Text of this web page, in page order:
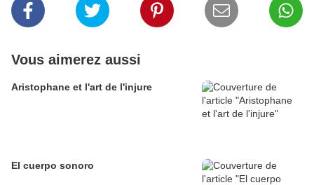
Vous aimerez aussi
Aristophane et l'art de l'injure
El cuerpo sonoro